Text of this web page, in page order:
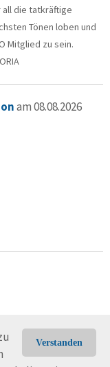
Verstanden
all die tatkräftige
Tönen loben und
Mitglied zu sein.
am 08.08.2026